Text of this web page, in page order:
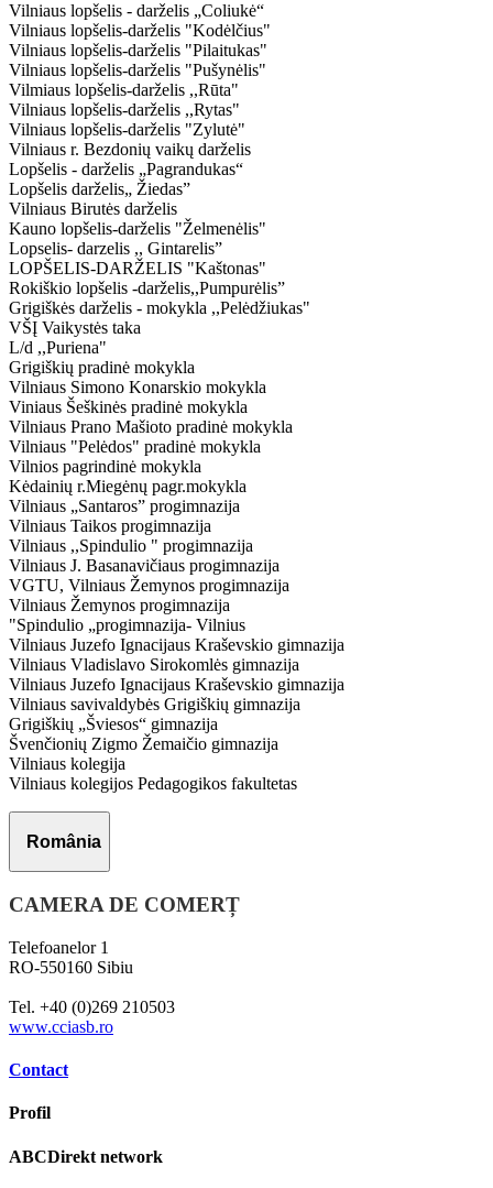
Vilniaus lopšelis - darželis „Coliukė“
Vilniaus lopšelis-darželis "Kodėlčius"
Vilniaus lopšelis-darželis "Pilaitukas"
Vilniaus lopšelis-darželis "Pušynėlis"
Vilmiaus lopšelis-darželis ,,Rūta"
Vilniaus lopšelis-darželis ,,Rytas"
Vilniaus lopšelis-darželis "Zylutė"
Vilniaus r. Bezdonių vaikų darželis
Lopšelis - darželis „Pagrandukas“
Lopšelis darželis„ Žiedas”
Vilniaus Birutės darželis
Kauno lopšelis-darželis "Želmenėlis"
Lopselis- darzelis ,, Gintarelis”
LOPŠELIS-DARŽELIS "Kaštonas"
Rokiškio lopšelis -darželis,,Pumpurėlis”
Grigiškės darželis - mokykla ,,Pelėdžiukas"
VŠĮ Vaikystės taka
L/d ,,Puriena"
Grigiškių pradinė mokykla
Vilniaus Simono Konarskio mokykla
Viniaus Šeškinės pradinė mokykla
Vilniaus Prano Mašioto pradinė mokykla
Vilniaus "Pelėdos" pradinė mokykla
Vilnios pagrindinė mokykla
Kėdainių r.Miegėnų pagr.mokykla
Vilniaus „Santaros” progimnazija
Vilniaus Taikos progimnazija
Vilniaus ,,Spindulio " progimnazija
Vilniaus J. Basanavičiaus progimnazija
VGTU, Vilniaus Žemynos progimnazija
Vilniaus Žemynos progimnazija
"Spindulio „progimnazija- Vilnius
Vilniaus Juzefo Ignacijaus Kraševskio gimnazija
Vilniaus Vladislavo Sirokomlės gimnazija
Vilniaus Juzefo Ignacijaus Kraševskio gimnazija
Vilniaus savivaldybės Grigiškių gimnazija
Grigiškių „Šviesos“ gimnazija
Švenčionių Zigmo Žemaičio gimnazija
Vilniaus kolegija
Vilniaus kolegijos Pedagogikos fakultetas
România
CAMERA DE COMERȚ
Telefoanelor 1
RO-550160 Sibiu
Tel. +40 (0)269 210503
www.cciasb.ro
Contact
Profil
ABCDirekt network